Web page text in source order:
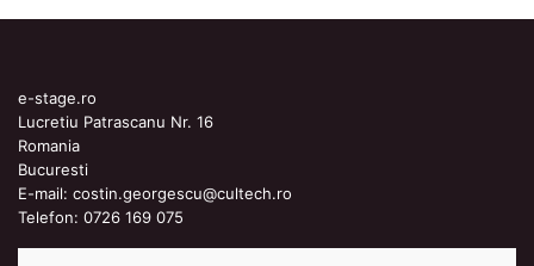
e-stage.ro
Lucretiu Patrascanu Nr. 16
Romania
Bucuresti
E-mail: costin.georgescu@cultech.ro
Telefon: 0726 169 075